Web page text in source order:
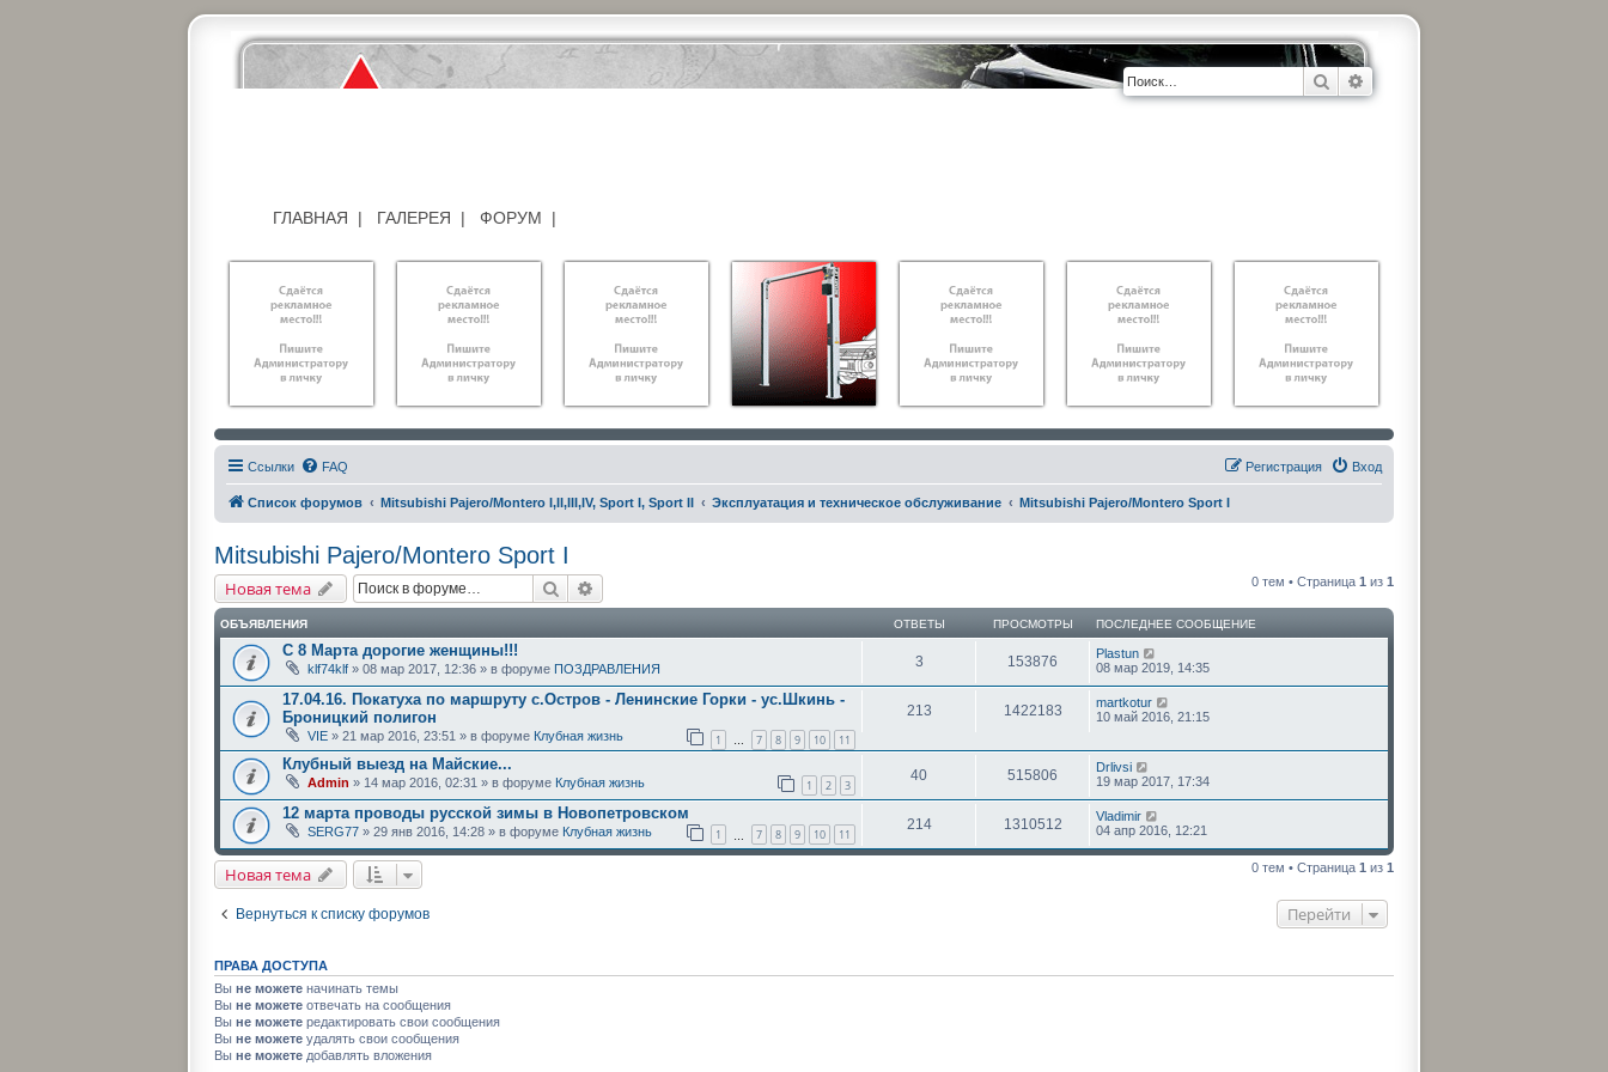
ГЛАВНАЯ | ГАЛЕРЕЯ | ФОРУМ |
Поиск
Ссылки FAQ Вход
Регистрация
Список форумов Mitsubishi Pajero/Montero I,II,III,IV, Sport I, Sport II Эксплуатация и техническое обслуживание Mitsubishi Pajero/Montero Sport I
Mitsubishi Pajero/Montero Sport I
Новая тема Поиск 0 тем • Страница 1 из 1
ОБЪЯВЛЕНИЯ ОТВЕТЫ ПРОСМОТРЫ ПОСЛЕДНЕЕ СООБЩЕНИЕ
С 8 Марта дорогие женщины!!!
klf74klf » 08 мар 2017, 12:36 » в форуме ПОЗДРАВЛЕНИЯ 3 153876
Plastun
08 мар 2019, 14:35
17.04.16. Покатуха по маршруту с.Остров - Ленинские Горки - ус.Шкинь -
Броницкий полигон
VIE » 21 мар 2016, 23:51 » в форуме Клубная жизнь 1 … 7 8 9 10 11
213 1422183
martkotur
10 май 2016, 21:15
Клубный выезд на Майские...
Admin » 14 мар 2016, 02:31 » в форуме Клубная жизнь 1 2 3
40 515806
Drlivsi
19 мар 2017, 17:34
12 марта проводы русской зимы в Новопетровском
SERG77 » 29 янв 2016, 14:28 » в форуме Клубная жизнь 1 7 8 9 10 11
214 1310512
Vladimir
04 апр 2016, 12:21
Новая тема 0 тем • Страница 1 из 1
Вернуться к списку форумов Перейти
ПРАВА ДОСТУПА
Вы не можете начинать темы
Вы не можете отвечать на сообщения
Вы не можете редактировать свои сообщения
Вы не можете удалять свои сообщения
Вы не можете добавлять вложения